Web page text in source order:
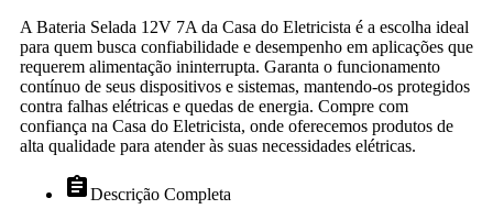
A Bateria Selada 12V 7A da Casa do Eletricista é a escolha ideal
para quem busca confiabilidade e desempenho em aplicações que
requerem alimentação ininterrupta. Garanta o funcionamento
contínuo de seus dispositivos e sistemas, mantendo-os protegidos
contra falhas elétricas e quedas de energia. Compre com
confiança na Casa do Eletricista, onde oferecemos produtos de
alta qualidade para atender às suas necessidades elétricas.
assignmentDescrição Completa